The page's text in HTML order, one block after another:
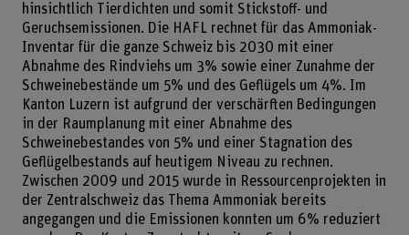
hinsichtlich Tierdichten und somit Stickstoff- und
Geruchsemissionen. Die HAFL rechnet für das Ammoniak-
Inventar für die ganze Schweiz bis 2030 mit einer
Abnahme des Rindviehs um 3% sowie einer Zunahme der
Schweinebestände um 5% und des Geflügels um 4%. Im
Kanton Luzern ist aufgrund der verschärften Bedingungen
in der Raumplanung mit einer Abnahme des
Schweinebestandes von 5% und einer Stagnation des
Geflügelbestands auf heutigem Niveau zu rechnen.
Zwischen 2009 und 2015 wurde in Ressourcenprojekten in
der Zentralschweiz das Thema Ammoniak bereits
angegangen und die Emissionen konnten um 6% reduziert